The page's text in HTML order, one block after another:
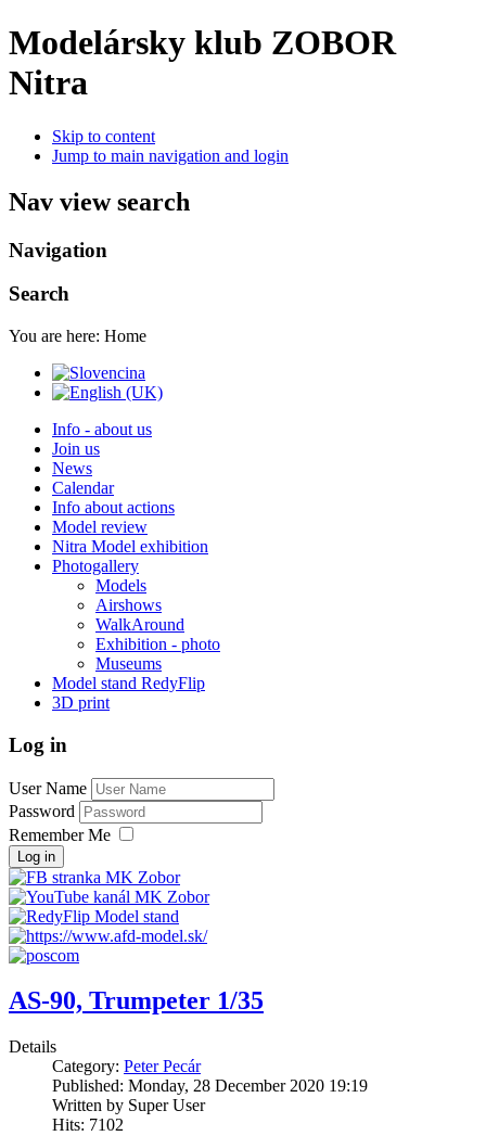
Modelársky klub ZOBOR
Nitra
Skip to content
Jump to main navigation and login
Nav view search
Navigation
Search
You are here: Home
Info - about us
Join us
News
Calendar
Info about actions
Model review
Nitra Model exhibition
Photogallery
Models
Airshows
WalkAround
Exhibition - photo
Museums
Model stand RedyFlip
3D print
Log in
User Name
Password
Remember Me
Log in
AS-90, Trumpeter 1/35
Details
Category: Peter Pecár
Published: Monday, 28 December 2020 19:19
Written by Super User
Hits: 7102